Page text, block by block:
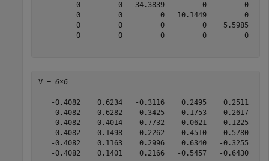
0         0   34.3839         0         0
0         0         0   10.1449         0
0         0         0         0    5.5985
0         0         0         0         0
V = 6×6
-0.4082    0.6234   -0.3116    0.2495    0.2511
-0.4082   -0.6282    0.3425    0.1753    0.2617
-0.4082   -0.4014   -0.7732   -0.0621   -0.1225   -
-0.4082    0.1498    0.2262   -0.4510    0.5780   -
-0.4082    0.1163    0.2996    0.6340   -0.3255   -
-0.4082    0.1401    0.2166   -0.5457   -0.6430